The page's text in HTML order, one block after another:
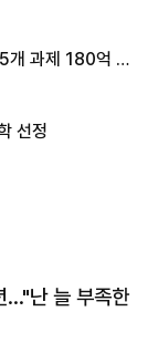
개 과제 180억 지
선정
…"난 늘 부족한